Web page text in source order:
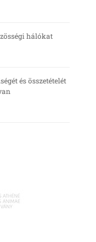
hálókat
és összetételét